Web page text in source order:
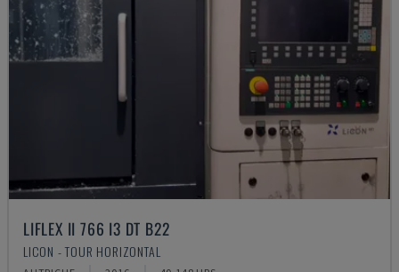
LIFLEX II 766 I3 DT B22
LICON - TOUR HORIZONTAL